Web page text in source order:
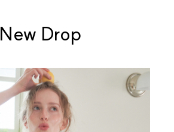
New Drop